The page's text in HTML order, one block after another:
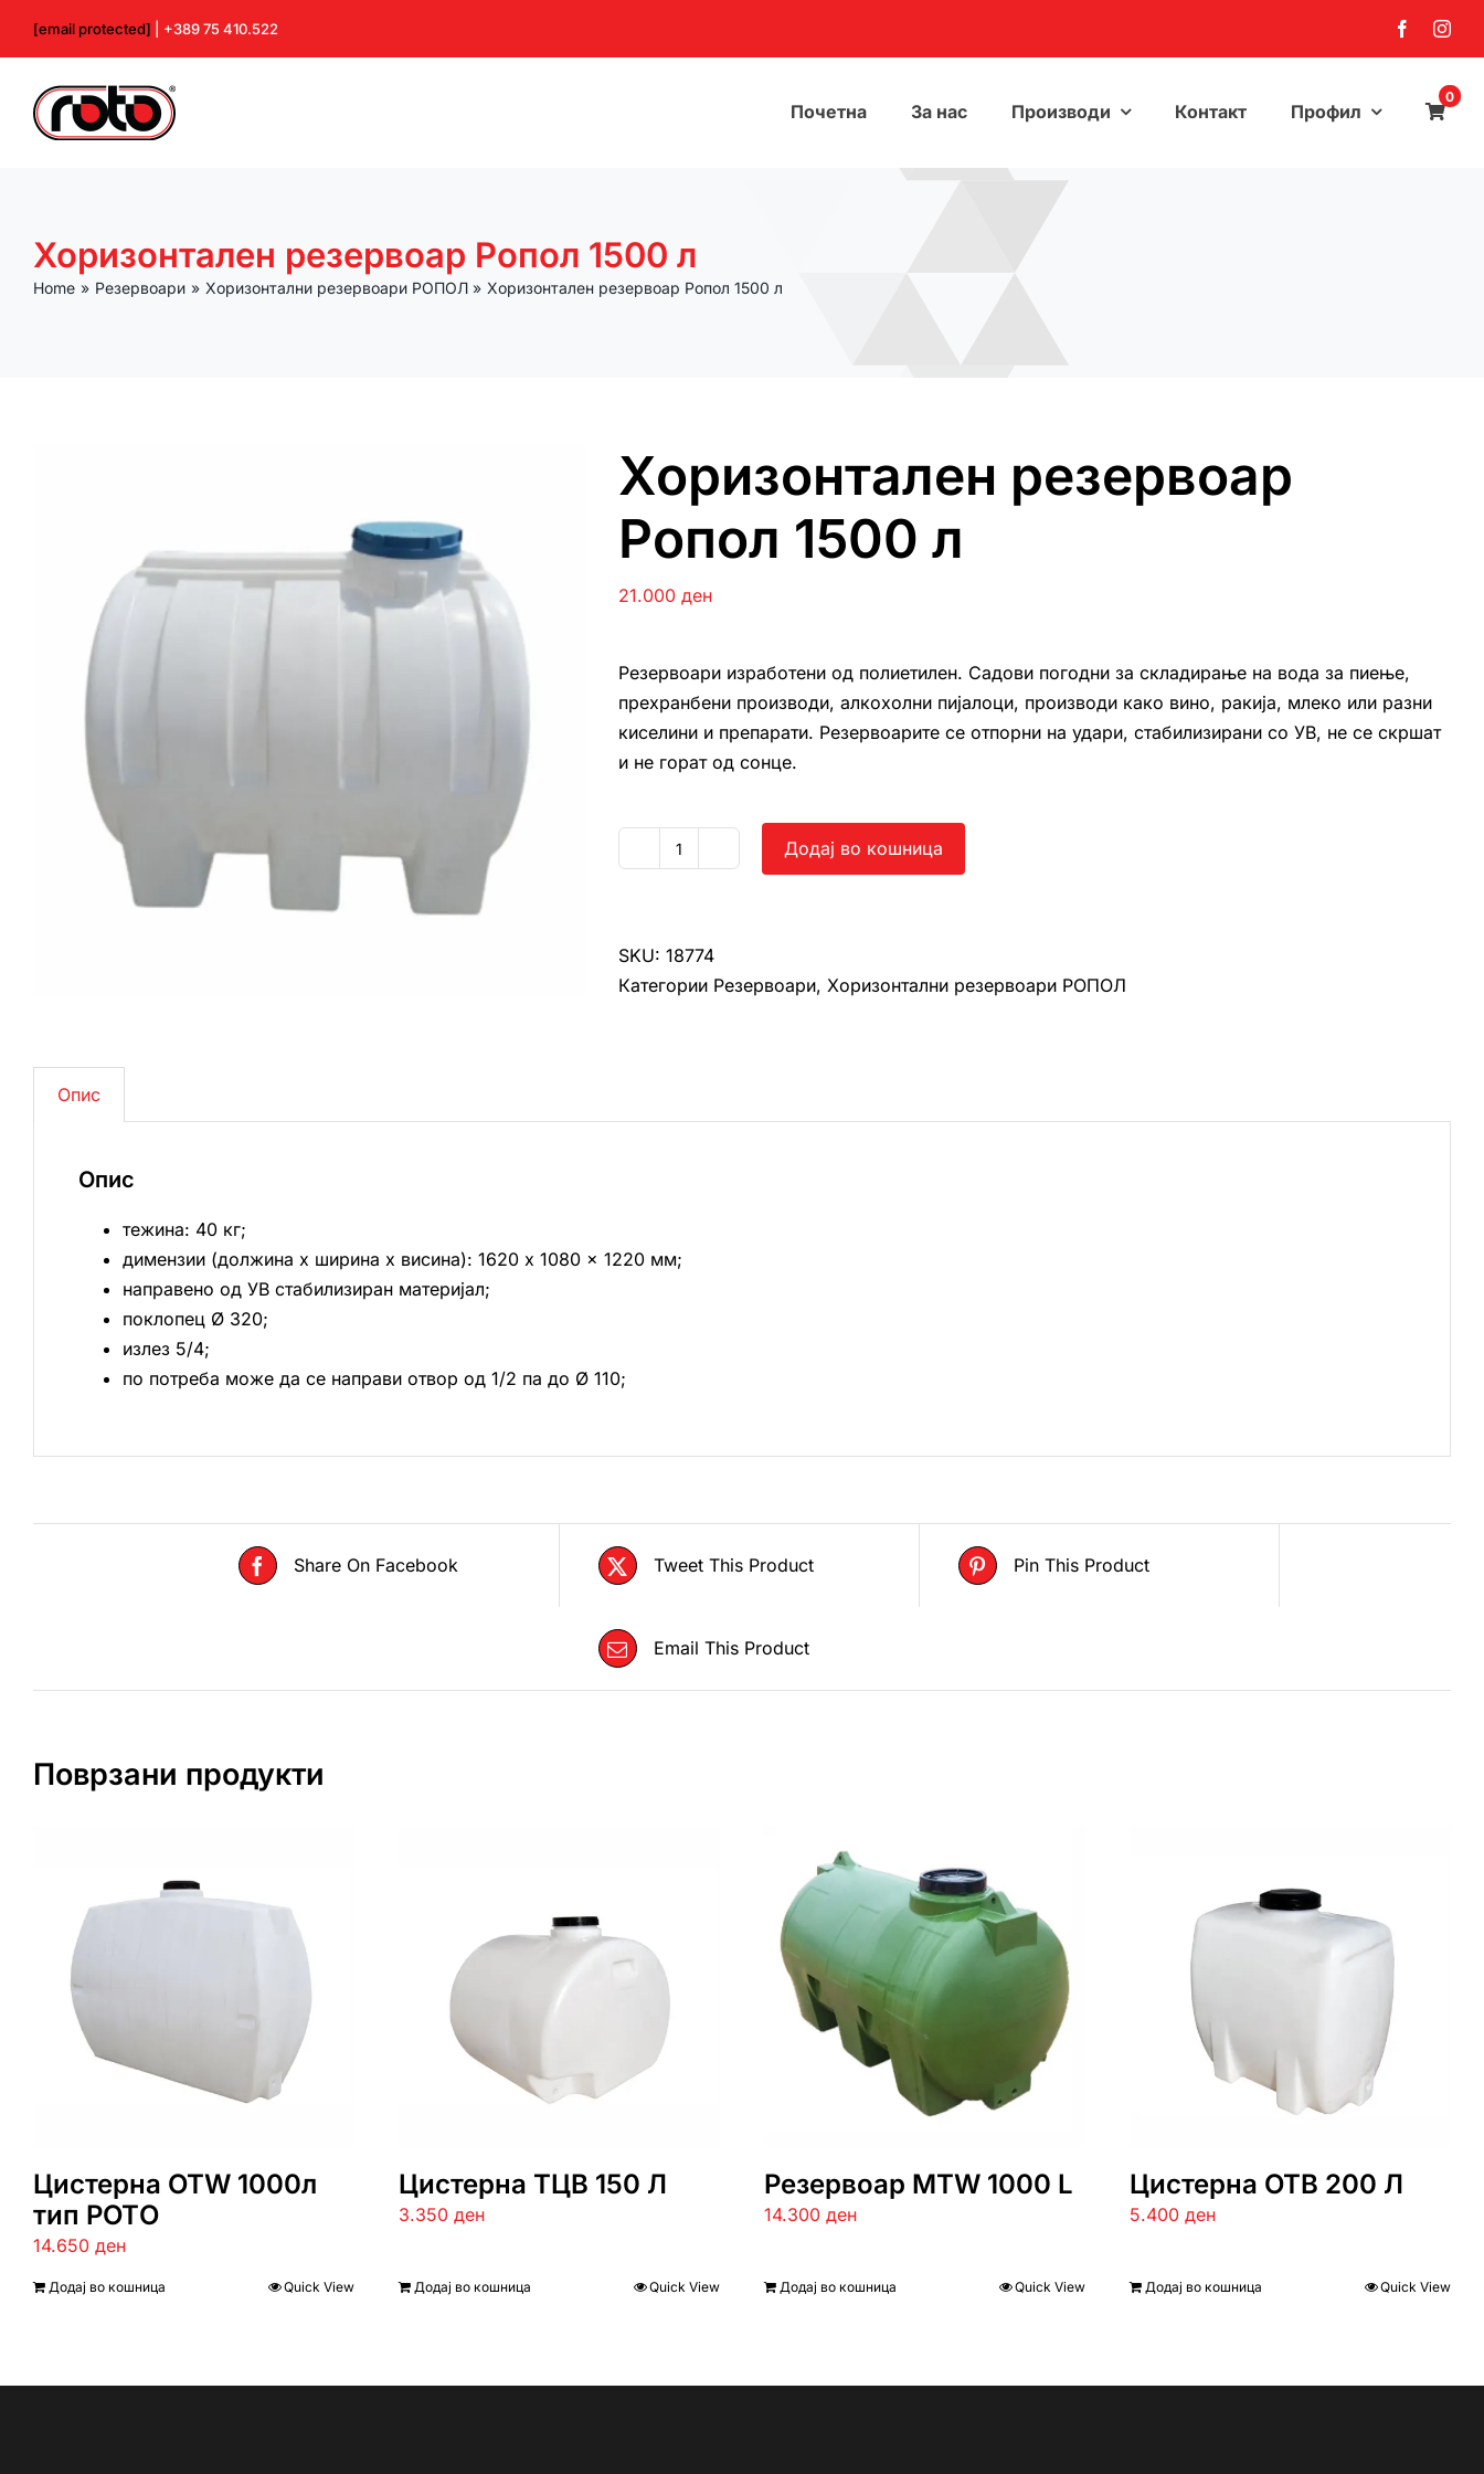
[email protected] | +389 75 410.522
Почетна За нас Производи Контакт Профил
0
Хоризонтален резервоар Ропол 1500 л
Home Резервоари Хоризонтални резервоари РОПОЛ Хоризонтален резервоар Ропол 1500 л
Хоризонтален резервоар
Ропол 1500 л
21.000 ден
Резервоари изработени од полиетилен. Садови погодни за складирање на вода за пиење,
прехранбени производи, алкохолни пијалоци, производи како вино, ракија, млеко или разни
киселини и препарати. Резервоарите се отпорни на удари, стабилизирани со УВ, не се скршат
и не горат од сонце.
Хоризонтален
1500
л
Додај во кошница
SKU: 18774
Категории Резервоари, Хоризонтални резервоари РОПОЛ
Опис
Опис
тежина: 40 кг;
димензии (должина х ширина х висина): 1620 x 1080 x 1220 мм;
направено од УВ стабилизиран материјал;
поклопец Ø 320;
излез 5/4;
по потреба може да се направи отвор од 1/2 па до Ø 110;
Share On Facebook Tweet This Product Pin This Product
Email This Product
Поврзани продукти
Цистерна ОТW 1000л
тип РОТO
14.650 ден
Додај во кошница Quick View
Цистерна ТЦВ 150 Л
3.350 ден
Додај во кошница Quick View
Резервоар MTW 1000 L
14.300 ден
Додај во кошница Quick View
Цистерна ОТВ 200 Л
5.400 ден
Додај во кошница Quick View